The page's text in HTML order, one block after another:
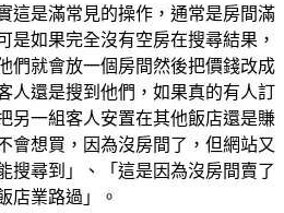
這是滿常見的操作，通常是房間滿
是如果完全沒有空房在搜尋結果，
們就會放一個房間然後把價錢改成
人還是搜到他們，如果真的有人訂
另一組客人安置在其他飯店還是賺
會想買，因為沒房間了，但網站又
搜尋到」、「這是因為沒房間賣了